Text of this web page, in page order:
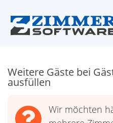
Weitere Gäste bei
ausfüllen
Wir möchten